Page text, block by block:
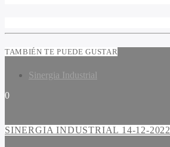
TAMBIÉN TE PUEDE GUSTAR
Sinergia Industrial
0
SINERGIA INDUSTRIAL 14-12-2022